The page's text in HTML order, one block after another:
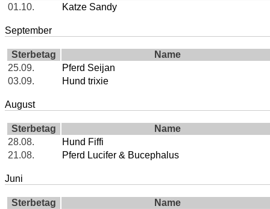
01.10.
Katze Sandy
September
Sterbetag
Name
25.09.
Pferd Seijan
03.09.
Hund trixie
August
Sterbetag
Name
28.08.
Hund Fiffi
21.08.
Pferd Lucifer & Bucephalus
Juni
Sterbetag
Name